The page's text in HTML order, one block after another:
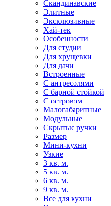
Скандинавские
Элитные
Эксклюзивные
Хай-тек
Особенности
Для студии
Для хрущевки
Для дачи
Встроенные
С антресолями
С барной стойкой
С островом
Малогабаритные
Модульные
Скрытые ручки
Размер
Мини-кухни
Узкие
3 кв. м.
5 кв. м.
6 кв. м.
9 кв. м.
Все для кухни